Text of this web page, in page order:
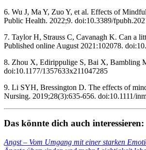
6. Wu J, Ma Y, Zuo Y, et al. Effects of
Public Health. 2022;9. doi:10.3389/
7. Taylor H, Strauss C, Cavanagh K. Can a
Published online August 2021:102078.
8. Zhou X, Edirippulige S, Bai X, Bambling
doi:10.1177/1357633x211047285 ‌
9. Li SYH, Bressington D. The effects of
Nursing. 2019;28(3):635-656. doi:10.1111/
Das könnte dich auch inter­es­sie­ren:
Angst – Vom Umgang mit einer star­ken